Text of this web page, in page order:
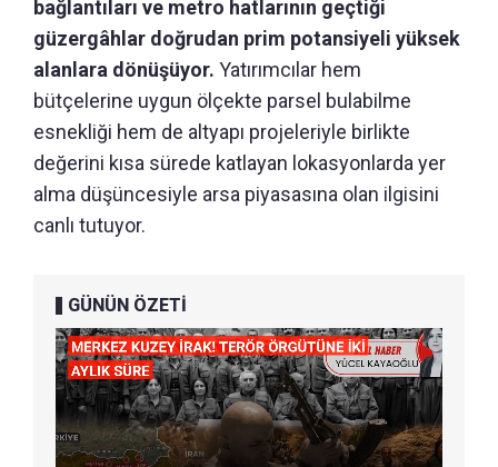
bağlantıları ve metro hatlarının geçtiği
güzergâhlar doğrudan prim potansiyeli yüksek
alanlara dönüşüyor. Yatırımcılar hem
bütçelerine uygun ölçekte parsel bulabilme
esnekliği hem de altyapı projeleriyle birlikte
değerini kısa sürede katlayan lokasyonlarda yer
alma düşüncesiyle arsa piyasasına olan ilgisini
canlı tutuyor.
GÜNÜN ÖZETİ